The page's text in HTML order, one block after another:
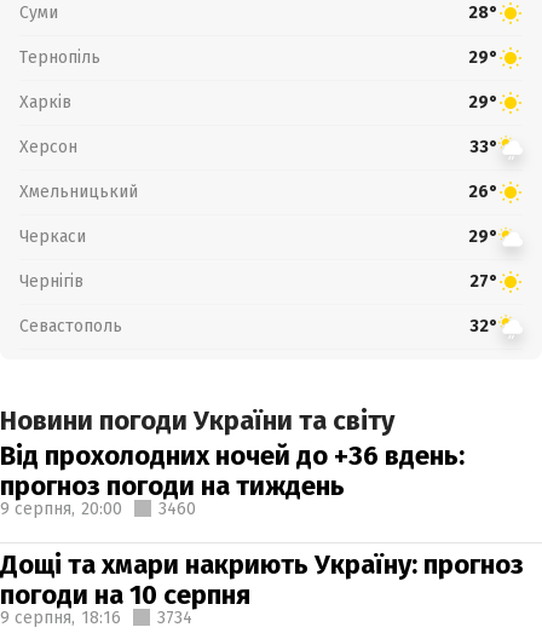
Суми 28°
Тернопіль 29°
Харків 29°
Херсон 33°
Хмельницький 26°
Черкаси 29°
Чернігів 27°
Севастополь 32°
Новини погоди України та світу
Від прохолодних ночей до +36 вдень:
прогноз погоди на тиждень
9 серпня, 20:00 3460
Дощі та хмари накриють Україну: прогноз
погоди на 10 серпня
9 серпня, 18:16 3734